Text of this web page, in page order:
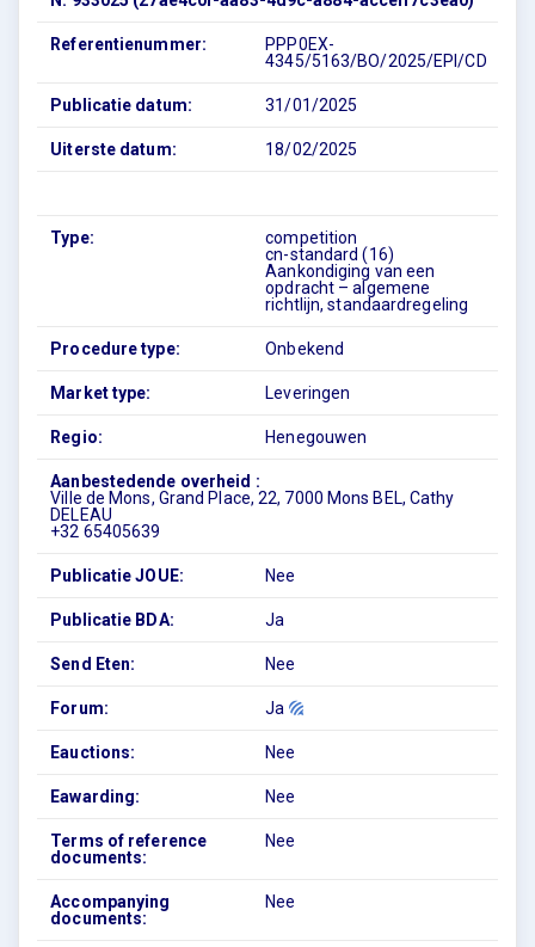
Referentienummer:
PPP0EX-
4345/5163/BO/2025/EPI/CD
Publicatie datum: 31/01/2025
Uiterste datum: 18/02/2025
Type:
competition
cn-standard (16)
Aankondiging van een
opdracht – algemene
richtlijn, standaardregeling
Procedure type: Onbekend
Market type: Leveringen
Regio: Henegouwen
Aanbestedende overheid :
Ville de Mons, Grand Place, 22, 7000 Mons BEL, Cathy
DELEAU
+32 65405639
Publicatie JOUE: Nee
Publicatie BDA: Ja
Send Eten: Nee
Forum: Ja
Eauctions: Nee
Eawarding: Nee
Terms of reference
documents:
Nee
Accompanying
documents:
Nee